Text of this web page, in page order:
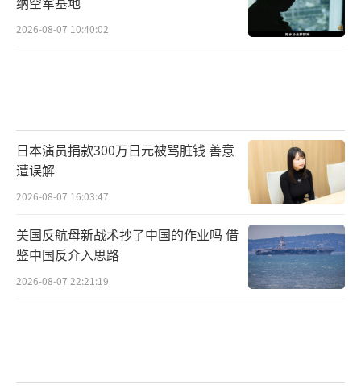
2026-08-07 10:40:02
日本演员捐款300万日元被骂脏钱 善意
遭误解
2026-08-07 16:03:47
美国反航母新战术抄了中国的作业吗 借
鉴中国反介入思路
2026-08-07 22:21:19